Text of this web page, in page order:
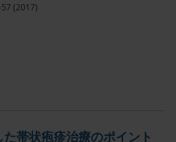
(2017)
帯状疱疹治療のポイント